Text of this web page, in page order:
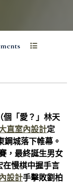
個「愛？」林天
直室內設計定
鋼城落下帷幕。
，最終誕生男女
在慢棋中握手言
設計手擊敗劉柏